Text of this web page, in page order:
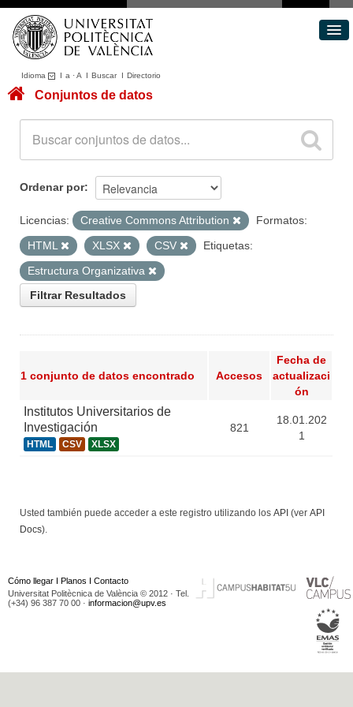
Idioma I a ·A I BuscarI Directorio
Conjuntos de datos
Acerca de
Portal de Transparencia
Conjuntos de datos
Ordenar por
Licencias: Creative Commons Attribution
Formatos:
HTML
XLSX CSV
Etiquetas:
Estructura Organizativa
Filtrar Resultados
1 conjunto de datos encontrado Accesos
Fecha de
actualizaci
ón
Institutos Universitarios de
Investigación
HTML CSV XLSX
821
18.01.202
1
Usted también puede acceder a este registro utilizando los API (ver API
Docs).
Cómo llegar I Planos I Contacto
Universitat Politècnica de València © 2012 · Tel.
(+34) 96 387 70 00 · informacion@upv.es